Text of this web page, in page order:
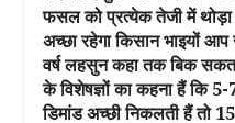
फसल को प्रत्येक तेजी में थोड़ा
अच्छा रहेगा किसान भाइयों
वर्ष लहसुन कहा तक बिक
के विशेषज्ञों का कहना हैं कि
डिमांड अच्छी निकलती हैं तो